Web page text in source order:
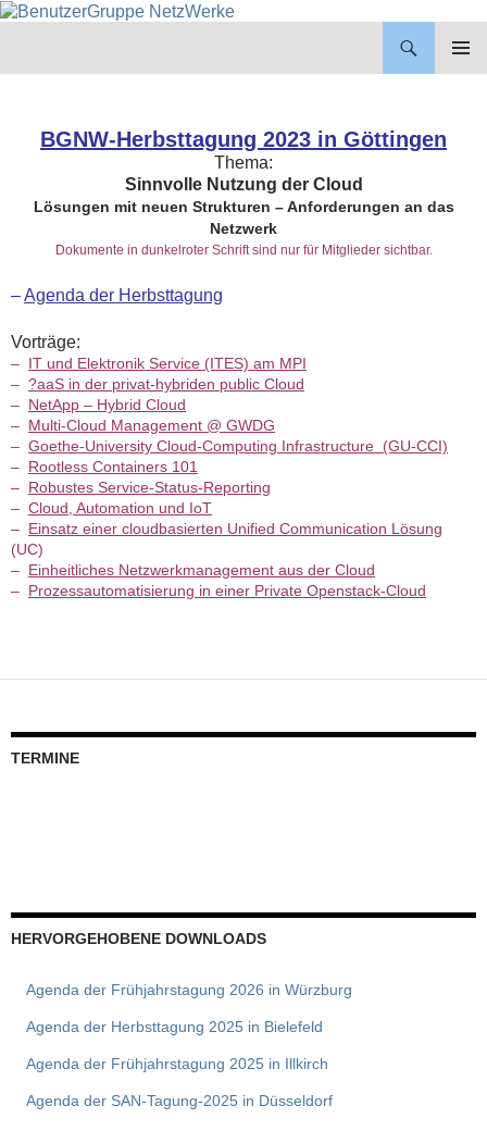
BGNW-Herbsttagung 2023 in Göttingen
Thema:
Sinnvolle Nutzung der Cloud
Lösungen mit neuen Strukturen – Anforderungen an das
Netzwerk
Dokumente in dunkelroter Schrift sind nur für Mitglieder sichtbar.
–Agenda der Herbsttagung
Vorträge:
– IT und Elektronik Service (ITES) am MPI
– ?aaS in der privat-hybriden public Cloud
– NetApp – Hybrid Cloud
– Multi-Cloud Management @ GWDG
– Goethe-University Cloud-Computing Infrastructure (GU-CCI)
– Rootless Containers 101
– Robustes Service-Status-Reporting
– Cloud, Automation und IoT
– Einsatz einer cloudbasierten Unified Communication Lösung
(UC)
– Einheitliches Netzwerkmanagement aus der Cloud
– Prozessautomatisierung in einer Private Openstack-Cloud
TERMINE
HERVORGEHOBENE DOWNLOADS
Agenda der Frühjahrstagung 2026 in Würzburg
Agenda der Herbsttagung 2025 in Bielefeld
Agenda der Frühjahrstagung 2025 in Illkirch
Agenda der SAN-Tagung-2025 in Düsseldorf